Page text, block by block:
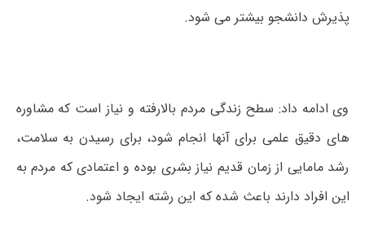
پذیرش دانشجو بیشتر می شود.
وی ادامه داد: سطح زندگی مردم بالارفته و نیاز است که مشاوره
های دقیق علمی برای آنها انجام شود، برای رسیدن به سلامت،
رشد مامایی از زمان قدیم نیاز بشری بوده و اعتمادی که مردم به
این افراد دارند باعث شده که این رشته ایجاد شود.